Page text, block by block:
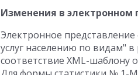
Изменения в электронном
Электронное
услуг населению по видам"
соответствие XML-шаблону